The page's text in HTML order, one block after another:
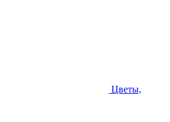
Цветы,